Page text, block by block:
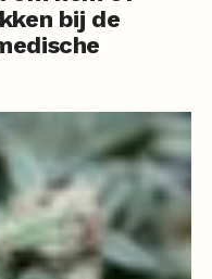
bij de